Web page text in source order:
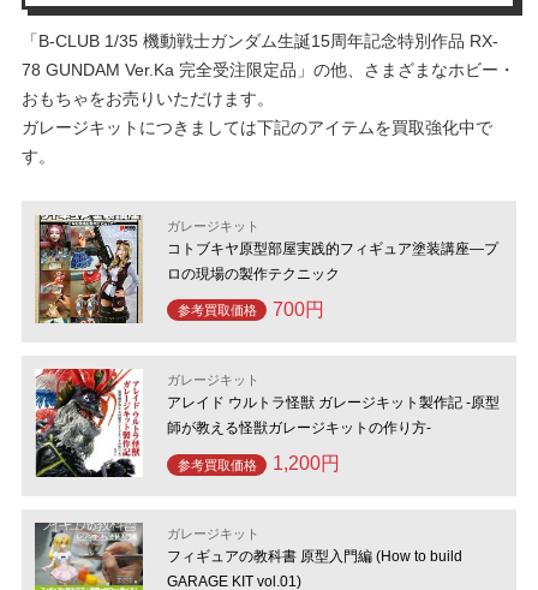
「B-CLUB 1/35 機動戦士ガンダム生誕15周年記念特別作品 RX-
78 GUNDAM Ver.Ka 完全受注限定品」の他、さまざまなホビー・
おもちゃをお売りいただけます。
ガレージキットにつきましては下記のアイテムを買取強化中で
す。
ガレージキット
コトブキヤ原型部屋実践的フィギュア塗装講座―プ
ロの現場の製作テクニック
参考買取価格 700円
ガレージキット
アレイド ウルトラ怪獣 ガレージキット製作記 -原型
師が教える怪獣ガレージキットの作り方-
参考買取価格 1,200円
ガレージキット
フィギュアの教科書 原型入門編 (How to build
GARAGE KIT vol.01)